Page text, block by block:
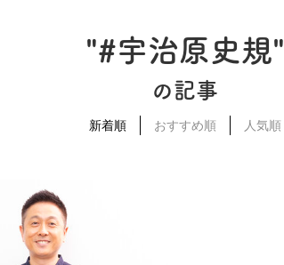
"#宇治原史規"
の記事
新着順 おすすめ順 人気順